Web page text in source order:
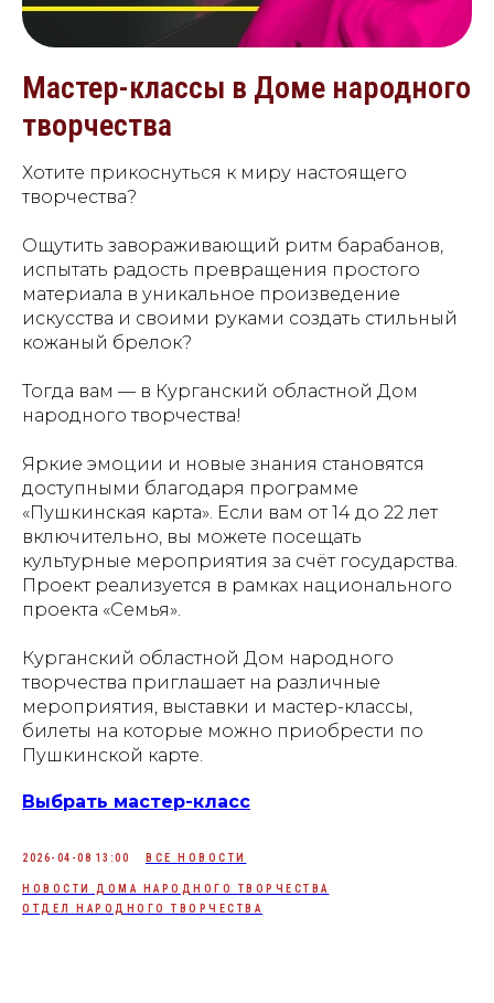
Мастер-классы в Доме народного
творчества
Хотите прикоснуться к миру настоящего
творчества?
Ощутить завораживающий ритм барабанов,
испытать радость превращения простого
материала в уникальное произведение
искусства и своими руками создать стильный
кожаный брелок?
Тогда вам — в Курганский областной Дом
народного творчества!
Яркие эмоции и новые знания становятся
доступными благодаря программе
«Пушкинская карта». Если вам от 14 до 22 лет
включительно, вы можете посещать
культурные мероприятия за счёт государства.
Проект реализуется в рамках национального
проекта «Семья».
Курганский областной Дом народного
творчества приглашает на различные
мероприятия, выставки и мастер-классы,
билеты на которые можно приобрести по
Пушкинской карте.
Выбрать мастер-класс
2026-04-08 13:00 ВСЕ НОВОСТИ
НОВОСТИ ДОМА НАРОДНОГО ТВОРЧЕСТВА
ОТДЕЛ НАРОДНОГО ТВОРЧЕСТВА